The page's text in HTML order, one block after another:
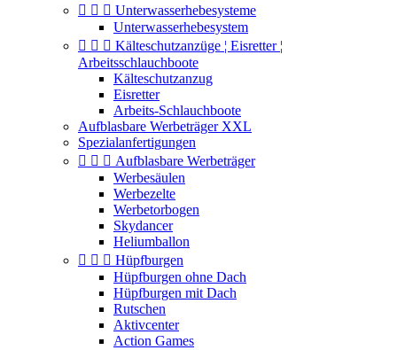
   Unterwasserhebesysteme
Unterwasserhebesystem
   Kälteschutzanzüge ¦ Eisretter ¦
Arbeitsschlauchboote
Kälteschutzanzug
Eisretter
Arbeits-Schlauchboote
Aufblasbare Werbeträger XXL
Spezialanfertigungen
   Aufblasbare Werbeträger
Werbesäulen
Werbezelte
Werbetorbogen
Skydancer
Heliumballon
   Hüpfburgen
Hüpfburgen ohne Dach
Hüpfburgen mit Dach
Rutschen
Aktivcenter
Action Games